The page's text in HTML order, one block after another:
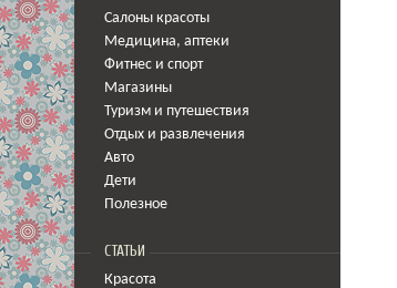
Салоны красоты
Медицина, аптеки
Фитнес и спорт
Магазины
Туризм и путешествия
Отдых и развлечения
Авто
Дети
Полезное
СТАТЬИ
Красота